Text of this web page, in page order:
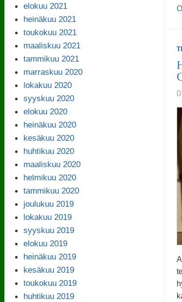
elokuu 2021
heinäkuu 2021
toukokuu 2021
maaliskuu 2021
tammikuu 2021
marraskuu 2020
lokakuu 2020
syyskuu 2020
elokuu 2020
heinäkuu 2020
kesäkuu 2020
huhtikuu 2020
maaliskuu 2020
helmikuu 2020
tammikuu 2020
joulukuu 2019
lokakuu 2019
syyskuu 2019
elokuu 2019
heinäkuu 2019
kesäkuu 2019
toukokuu 2019
huhtikuu 2019